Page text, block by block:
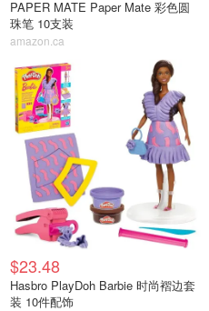
PAPER MATE Paper Mate 彩色圆
珠笔 10支装
amazon.ca
$23.48
Hasbro PlayDoh Barbie 时尚褶边套
装 10件配饰